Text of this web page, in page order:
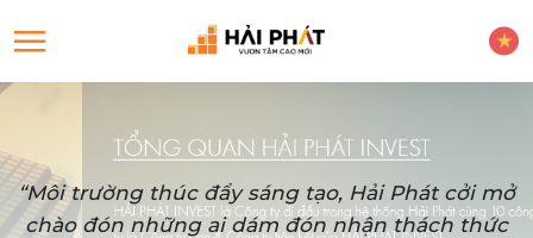
“Môi trường thúc đẩy sáng tạo, Hải Phát cởi mở
chào đón những ai dám đón nhận thách thức